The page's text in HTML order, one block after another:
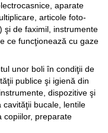
aparate
articole foto-
şi de faximil, instrumente
ce funcţionează cu gaze
unor boli în condiţii de
publice şi igienă din
dispozitive şi
bucale, lentile
copiilor, preparate